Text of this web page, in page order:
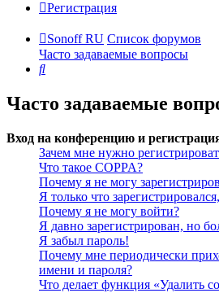
Регистрация
Sonoff RU Список форумов
Часто задаваемые вопросы
Поиск
Часто задаваемые
Вход на конференцию и
Зачем мне нужно
Что такое COPPA?
Почему я не могу
Я только что
Почему я не могу войти?
Я давно зарегистрирован, но
Я забыл пароль!
Почему мне периодически
имени и пароля?
Что делает функция «Удалить